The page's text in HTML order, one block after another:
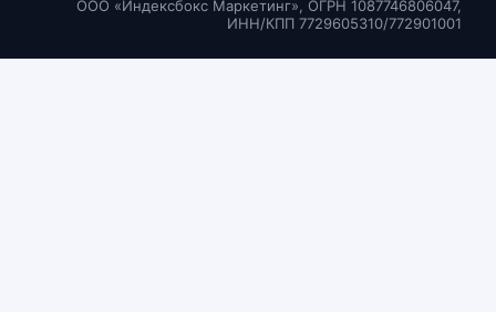
ООО «Индексбокс Маркетинг», ОГРН 1087746806047,
ИНН/КПП 7729605310/772901001